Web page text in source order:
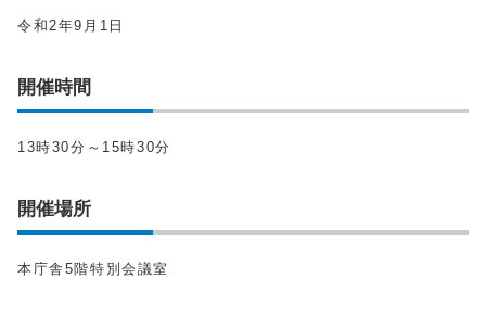
令和2年9月1日
開催時間
13時30分～15時30分
開催場所
本庁舎5階特別会議室